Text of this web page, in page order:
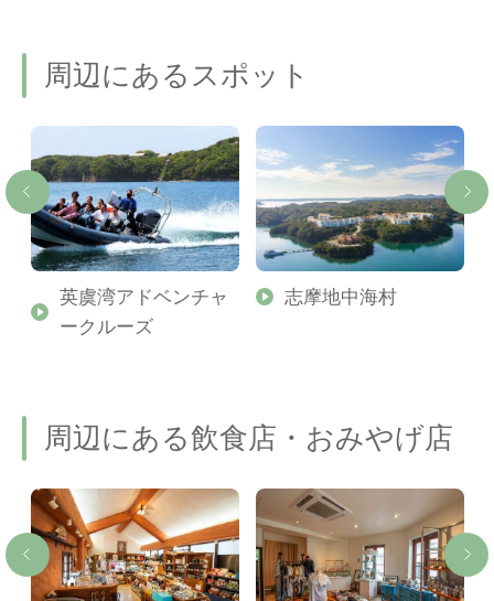
周辺にあるスポット
英虞湾アドベンチャ
ークルーズ
志摩地中海村
周辺にある飲食店・おみやげ店